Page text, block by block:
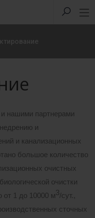
нашими партнерами
и
и канализационных
большое количество
очистных
очистки
от 1 до 10000 м3/сут.,
сточных